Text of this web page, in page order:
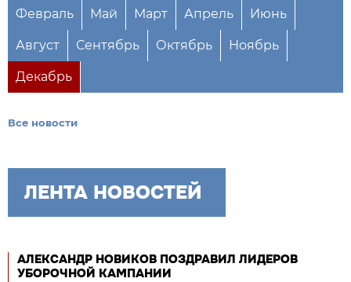
Февраль Май Март Апрель Июнь
Август Сентябрь Октябрь Ноябрь
Декабрь
Все новости
ЛЕНТА НОВОСТЕЙ
АЛЕКСАНДР НОВИКОВ ПОЗДРАВИЛ ЛИДЕРОВ
УБОРОЧНОЙ КАМПАНИИ